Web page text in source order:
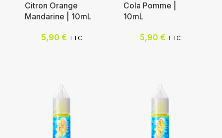
Citron Orange
Mandarine | 10mL
5,90 € TTC
Cola Pomme |
10mL
5,90 € TTC